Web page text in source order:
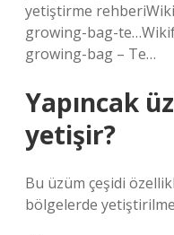
yetiştirme
growing-bag-
growing-bag – Te…
Yapıncak
yetişir?
Bu üzüm çeşidi
bölgelerde